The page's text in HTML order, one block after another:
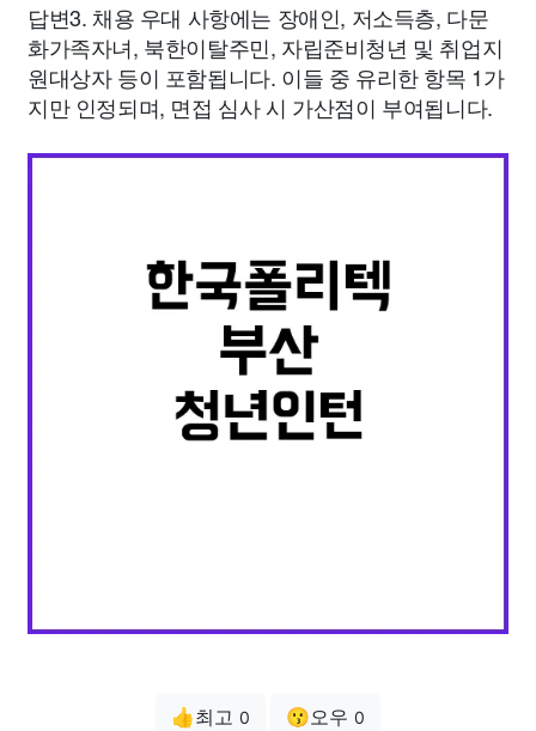
답변3. 채용 우대 사항에는 장애인, 저소득층, 다문
화가족자녀, 북한이탈주민, 자립준비청년 및 취업지
원대상자 등이 포함됩니다. 이들 중 유리한 항목 1가
지만 인정되며, 면접 심사 시 가산점이 부여됩니다.
👍최고 0 😗오우 0